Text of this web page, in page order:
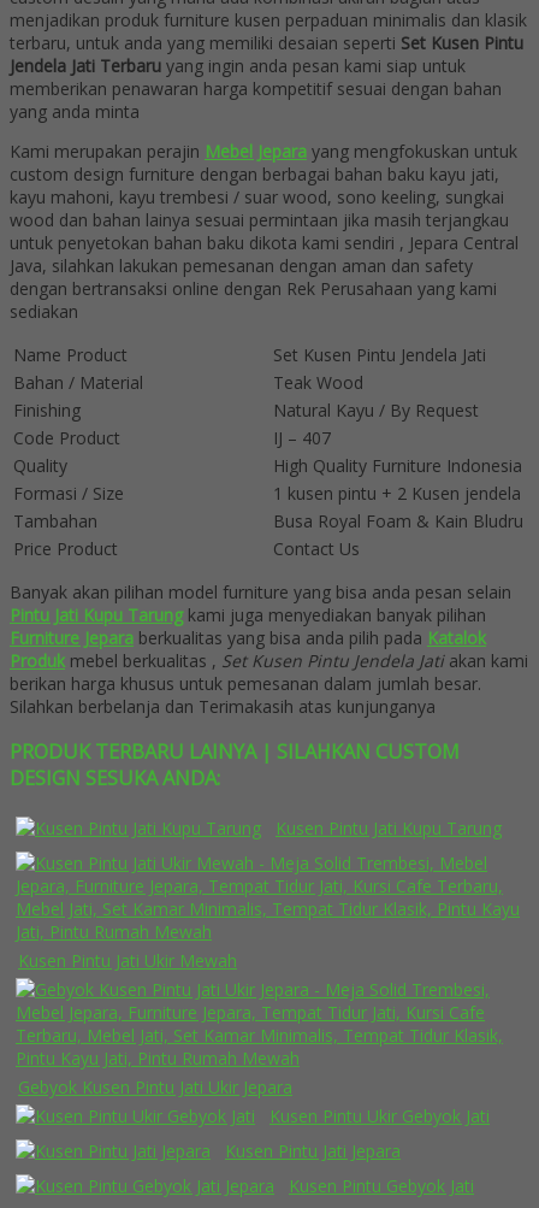
menjadikan produk furniture kusen perpaduan minimalis dan klasik
terbaru, untuk anda yang memiliki desaian seperti Set Kusen Pintu
Jendela Jati Terbaru yang ingin anda pesan kami siap untuk
memberikan penawaran harga kompetitif sesuai dengan bahan
yang anda minta
Kami merupakan perajin Mebel Jepara yang mengfokuskan untuk
custom design furniture dengan berbagai bahan baku kayu jati,
kayu mahoni, kayu trembesi / suar wood, sono keeling, sungkai
wood dan bahan lainya sesuai permintaan jika masih terjangkau
untuk penyetokan bahan baku dikota kami sendiri , Jepara Central
Java, silahkan lakukan pemesanan dengan aman dan safety
dengan bertransaksi online dengan Rek Perusahaan yang kami
sediakan
Name Product
Set Kusen Pintu Jendela Jati
Bahan / Material
Teak Wood
Finishing
Natural Kayu / By Request
Code Product
IJ – 407
Quality
High Quality Furniture Indonesia
Formasi / Size
1 kusen pintu + 2 Kusen jendela
Tambahan
Busa Royal Foam & Kain Bludru
Price Product
Contact Us
Banyak akan pilihan model furniture yang bisa anda pesan selain
Pintu Jati Kupu Tarungkami juga menyediakan banyak pilihan
Furniture Jepara berkualitas yang bisa anda pilih pada Katalok
Produkmebel berkualitas , Set Kusen Pintu Jendela Jati akan kami
berikan harga khusus untuk pemesanan dalam jumlah besar.
Silahkan berbelanja dan Terimakasih atas kunjunganya
PRODUK TERBARU LAINYA | SILAHKAN CUSTOM
DESIGN SESUKA ANDA:
Kusen Pintu Jati Kupu Tarung
Kusen Pintu Jati Ukir Mewah
Gebyok Kusen Pintu Jati Ukir Jepara
Kusen Pintu Ukir Gebyok Jati
Kusen Pintu Jati Jepara
Kusen Pintu Gebyok Jati